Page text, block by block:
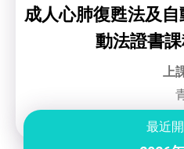
成人心肺復甦法及
動法證書課
上
最近